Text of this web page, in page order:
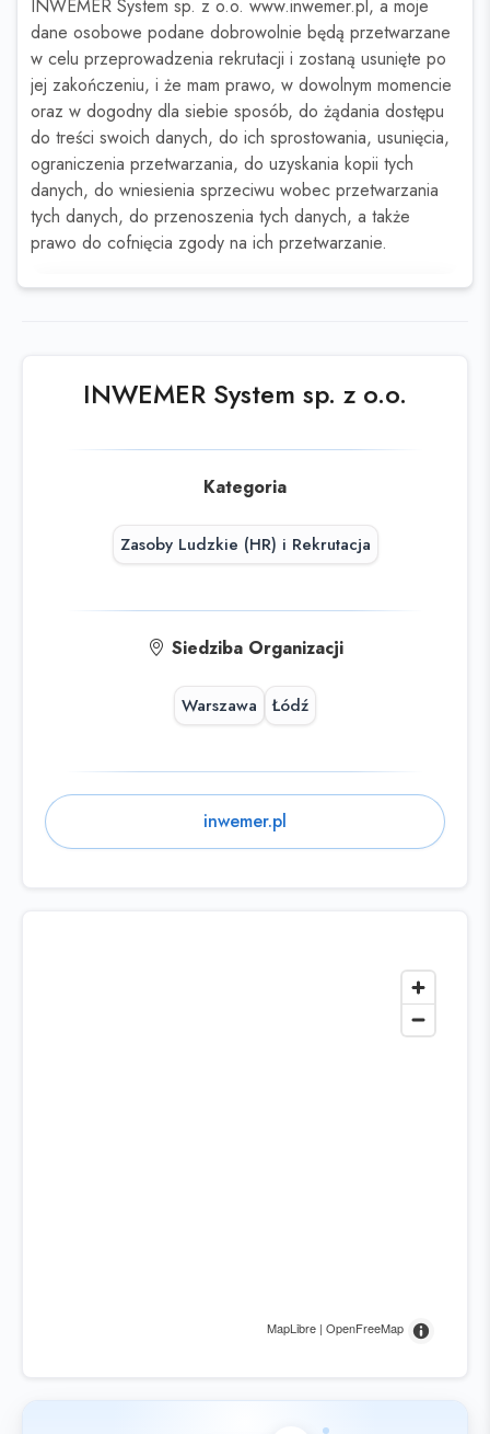
INWEMER System sp. z o.o. www.inwemer.pl, a moje
dane osobowe podane dobrowolnie będą przetwarzane
w celu przeprowadzenia rekrutacji i zostaną usunięte po
jej zakończeniu, i że mam prawo, w dowolnym momencie
oraz w dogodny dla siebie sposób, do żądania dostępu
do treści swoich danych, do ich sprostowania, usunięcia,
ograniczenia przetwarzania, do uzyskania kopii tych
danych, do wniesienia sprzeciwu wobec przetwarzania
tych danych, do przenoszenia tych danych, a także
prawo do cofnięcia zgody na ich przetwarzanie.
INWEMER System sp. z o.o.
Kategoria
Zasoby Ludzkie (HR) i Rekrutacja
Siedziba Organizacji
Warszawa Łódź
inwemer.pl
MapLibre | OpenFreeMap